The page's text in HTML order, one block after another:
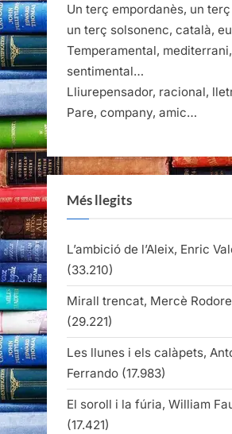
Un terç empordanès, un
un terç solsonenc, català,
Temperamental, mediterrani,
sentimental…
Lliurepensador, racional,
Pare, company, amic…
Més llegits
L’ambició de l’Aleix, Enric
(33.210)
Mirall trencat, Mercè
(29.221)
Les llunes i els calàpets,
Ferrando (17.983)
El soroll i la fúria, William
(17.421)